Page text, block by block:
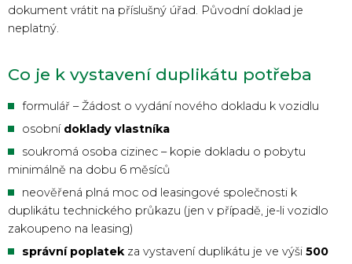
dokument vrátit na příslušný úřad. Původní doklad je
neplatný.
Co je k vystavení duplikátu potřeba
formulář – Žádost o vydání nového dokladu k vozidlu
osobní doklady vlastníka
soukromá osoba cizinec – kopie dokladu o pobytu
minimálně na dobu 6 měsíců
neověřená plná moc od leasingové společnosti k
duplikátu technického průkazu (jen v případě, je-li vozidlo
zakoupeno na leasing)
správní poplatekza vystavení duplikátu je ve výši 500